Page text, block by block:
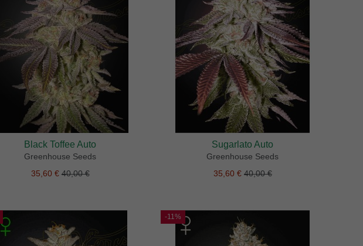
Black Toffee Auto
Greenhouse Seeds
35,60 €40,00 €
Sugarlato Auto
Greenhouse Seeds
35,60 € 40,00 €
-11%